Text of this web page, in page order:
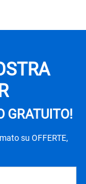
GRATUITO!
su OFFERTE,